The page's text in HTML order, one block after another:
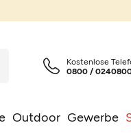
Outdoor Gewerbe
Kostenlose
0800 /